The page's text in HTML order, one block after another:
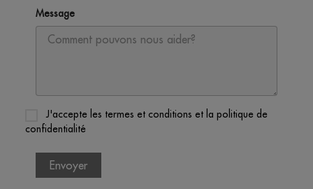
Message
J'accepte les termes et conditions et la politique de
confidentialité